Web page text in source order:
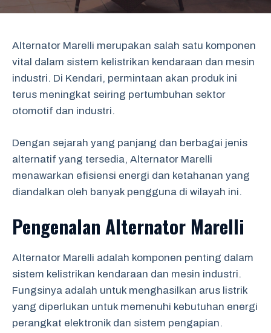
Alternator Marelli merupakan salah satu komponen
vital dalam sistem kelistrikan kendaraan dan mesin
industri. Di Kendari, permintaan akan produk ini
terus meningkat seiring pertumbuhan sektor
otomotif dan industri.
Dengan sejarah yang panjang dan berbagai jenis
alternatif yang tersedia, Alternator Marelli
menawarkan efisiensi energi dan ketahanan yang
diandalkan oleh banyak pengguna di wilayah ini.
Pengenalan Alternator Marelli
Alternator Marelli adalah komponen penting dalam
sistem kelistrikan kendaraan dan mesin industri.
Fungsinya adalah untuk menghasilkan arus listrik
yang diperlukan untuk memenuhi kebutuhan energi
perangkat elektronik dan sistem pengapian.